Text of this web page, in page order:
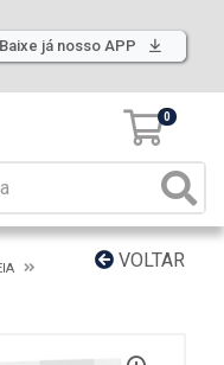
Baixe já nosso APP
0
VOLTAR